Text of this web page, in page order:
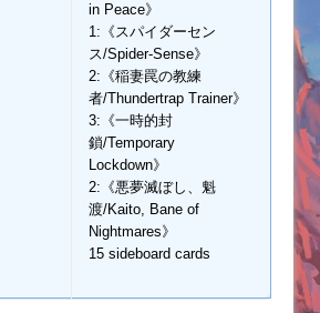
in Peace》
1:《スパイダーセン
ス/Spider-Sense》
2:《稲妻罠の教練
者/Thundertrap Trainer》
3:《一時的封
鎖/Temporary
Lockdown》
2:《悪夢滅ぼし、魁
渡/Kaito, Bane of
Nightmares》
15 sideboard cards